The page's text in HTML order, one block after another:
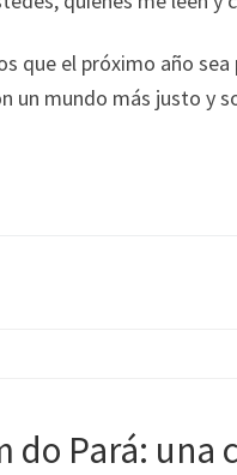
que el próximo año
un mundo más justo y
do Pará: una